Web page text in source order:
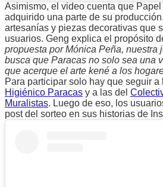
Asimismo, el video cuenta que
adquirido una parte de su
artesanías y piezas decorativas que
usuarios. Geng explica el propósito
propuesta por Mónica Peña, nuestra
busca que Paracas no solo sea una
que acerque el arte kené a los
Para participar solo hay que seguir a
Higiénico Paracas y a las del
Muralistas. Luego de eso, los
post del sorteo en sus historias de